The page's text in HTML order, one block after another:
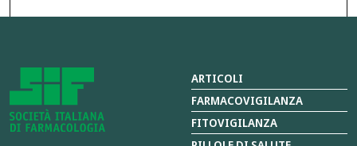
ARTICOLI
FARMACOVIGILANZA
FITOVIGILANZA